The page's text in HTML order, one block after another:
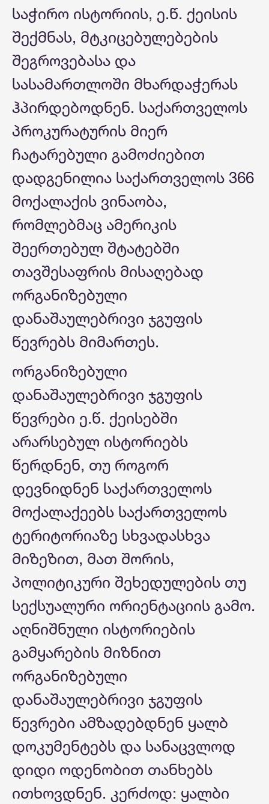
საჭირო ისტორიის, ე.წ. ქეისის
შექმნას, მტკიცებულებების
შეგროვებასა და
სასამართლოში მხარდაჭერას
ჰპირდებოდნენ. საქართველოს
პროკურატურის მიერ
ჩატარებული გამოძიებით
დადგენილია საქართველოს 366
მოქალაქის ვინაობა,
რომლებმაც ამერიკის
შეერთებულ შტატებში
თავშესაფრის მისაღებად
ორგანიზებული
დანაშაულებრივი ჯგუფის
წევრებს მიმართეს.
ორგანიზებული
დანაშაულებრივი ჯგუფის
წევრები ე.წ. ქეისებში
არარსებულ ისტორიებს
წერდნენ, თუ როგორ
დევნიდნენ საქართველოს
მოქალაქეებს საქართველოს
ტერიტორიაზე სხვადასხვა
მიზეზით, მათ შორის,
პოლიტიკური შეხედულების თუ
სექსუალური ორიენტაციის გამო.
აღნიშნული ისტორიების
გამყარების მიზნით
ორგანიზებული
დანაშაულებრივი ჯგუფის
წევრები ამზადებდნენ ყალბ
დოკუმენტებს და სანაცვლოდ
დიდი ოდენობით თანხებს
ითხოვდნენ. კერძოდ: ყალბი